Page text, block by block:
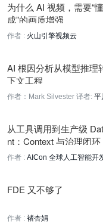
Meta发布Muse
Terminal-Bench得分
4 小时前
Standard Machines
5 小时前
5 小时前
MiniMax开源模型发
为什么 AI 视频，需要“
成”的画质增强
作者 : 火山引擎视频云
AI 根因分析从模型推理
下文工程
作者：Mark Silvester 译者: 平
从工具调用到生产级
nt：Context 与治理闭环
n深圳
作者 : AICon 全球人工智能开
FDE 又不够了
作者 : 褚杏娟